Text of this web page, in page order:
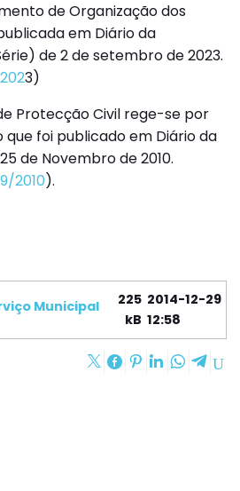
de Organização dos
em Diário da
de 2 de setembro de 2023.
3)
Protecção Civil rege-se por
foi publicado em Diário da
de Novembro de 2010.
2010).
Municipal
225
kB
2014-12-29
12:58